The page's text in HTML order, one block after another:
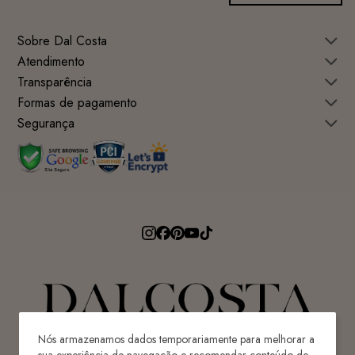
Nós armazenamos dados temporariamente para melhorar a
Sobre Dal Costa
Atendimento
Transparência
Formas de pagamento
Segurança